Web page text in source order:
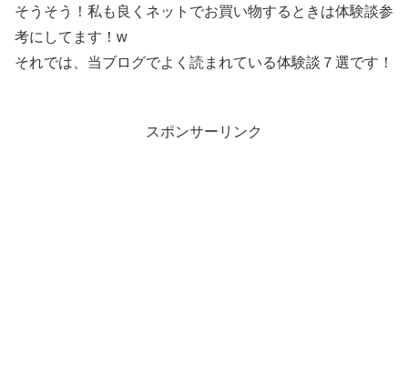
そうそう！私も良くネットでお買い物するときは体験談参
考にしてます！w
それでは、当ブログでよく読まれている体験談７選です！
スポンサーリンク